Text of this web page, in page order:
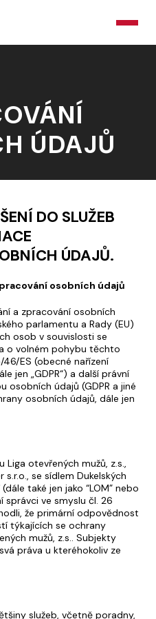
ÚDAJŮ
DO SLUŽEB
ÚDAJŮ.
osobních údajů
a zpracování osobních
parlamentu a Rady (EU)
osob v souvislosti se
o volném pohybu těchto
ES (obecné nařízení
jen „GDPR“) a další právní
osobních údajů (GDPR a jiné
osobních údajů, dále jen
otevřených mužů, z.s.,
s.r.o., se sídlem Dukelských
také jen jako “LOM” nebo
správci ve smyslu čl. 26
že primární odpovědnost
týkajících se ochrany
mužů, z.s.. Subjekty
práva u kteréhokoliv ze
služeb, včetně poradny,